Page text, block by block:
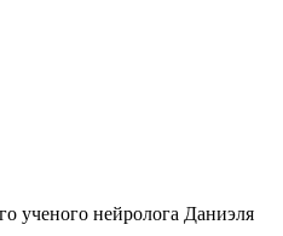
ученого нейролога Даниэля